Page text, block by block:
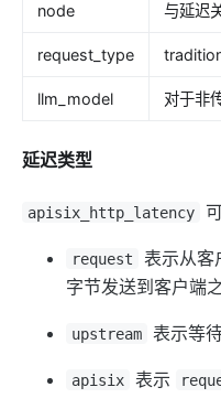
node 与延迟
request_type
llm_model 对于非
延迟类型
apisix_http_latency
request
表示从客
字节发送到客户端
upstream 表示等
apisix 表示